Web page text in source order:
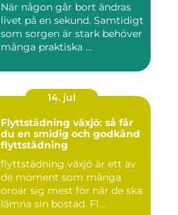
När någon går bort ändras
livet på en sekund. Samtidigt
som sorgen är stark behöver
många praktiska ...
14. jul
Flyttstädning växjö: så får
du en smidig och godkänd
flyttstädning
flyttstädning växjö är ett av
de moment som många
oroar sig mest för när de ska
lämna sin bostad. Fl...